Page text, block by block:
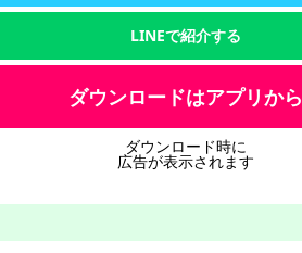
LINEで紹介する
ダウンロードはアプリから
ダウンロード時に
広告が表示されます